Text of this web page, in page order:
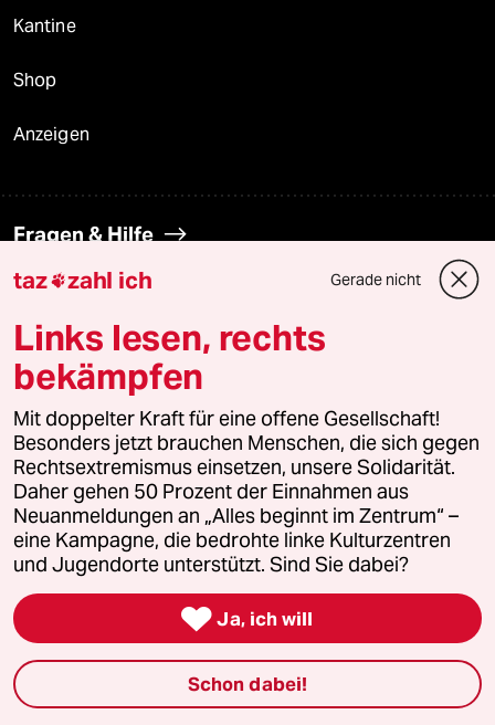
Kantine
Shop
Anzeigen
Fragen & Hilfe
Aboservice
ePaper Login
Downloads für Abonnierende
© 2026 taz Verlags und Vertriebs GmbH
wenden Sie sich bitte an
Feedback Redaktionsstatut Kommune-Richtlinien KI-
taz zahl ich Gerade nicht
Links lesen, rechts
bekämpfen
Mit doppelter Kraft für eine offene Gesellschaft!
Besonders jetzt brauchen Menschen, die sich gegen
Rechtsextremismus einsetzen, unsere Solidarität.
Daher gehen 50 Prozent der Einnahmen aus
Neuanmeldungen an „Alles beginnt im Zentrum“ –
eine Kampagne, die bedrohte linke Kulturzentren
und Jugendorte unterstützt. Sind Sie dabei?
 Ja, ich will
Schon dabei!